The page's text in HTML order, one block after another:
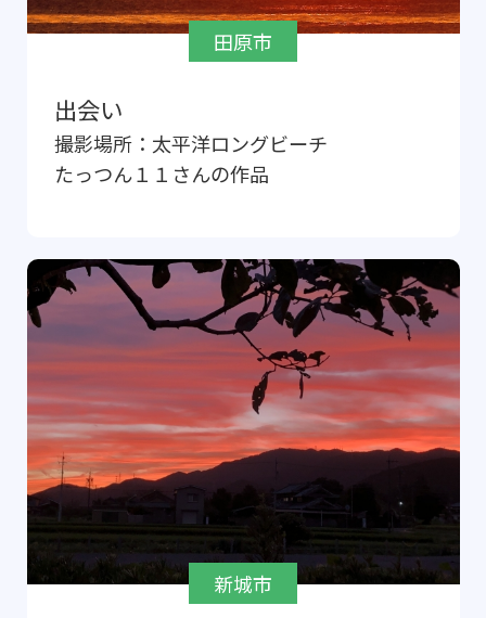
田原市
出会い
撮影場所： 太平洋ロングビーチ
たっつん１１ さんの作品
新城市